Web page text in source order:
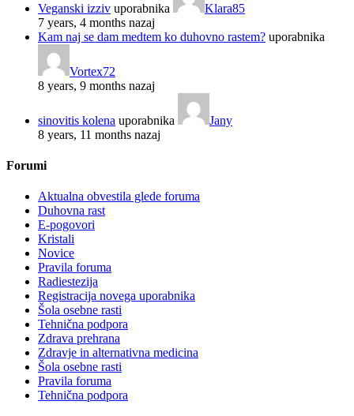
Veganski izziv uporabnika
Klara85
7 years, 4 months nazaj
Kam naj se dam medtem ko duhovno rastem? uporabnika
Vortex72
8 years, 9 months nazaj
sinovitis kolena uporabnika
Jany
8 years, 11 months nazaj
Forumi
Aktualna obvestila glede foruma
Duhovna rast
E-pogovori
Kristali
Novice
Pravila foruma
Radiestezija
Registracija novega uporabnika
Šola osebne rasti
Tehnična podpora
Zdrava prehrana
Zdravje in alternativna medicina
Šola osebne rasti
Pravila foruma
Tehnična podpora